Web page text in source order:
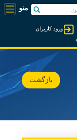
ورود کاربران
بازگشت